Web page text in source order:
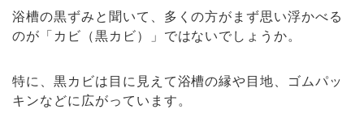
浴槽の黒ずみと聞いて、多くの方がまず思い浮かべる
のが「カビ（黒カビ）」ではないでしょうか。
特に、黒カビは目に見えて浴槽の縁や目地、ゴムパッ
キンなどに広がっています。